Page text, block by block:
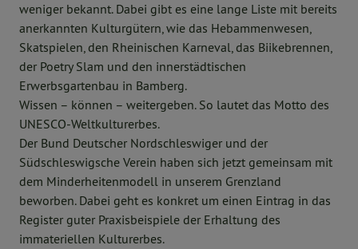
weniger bekannt. Dabei gibt es eine lange Liste mit bereits
anerkannten Kulturgütern, wie das Hebammenwesen,
Skatspielen, den Rheinischen Karneval, das Biikebrennen,
der Poetry Slam und den innerstädtischen
Erwerbsgartenbau in Bamberg.
Wissen – können – weitergeben. So lautet das Motto des
UNESCO-Weltkulturerbes.
Der Bund Deutscher Nordschleswiger und der
Südschleswigsche Verein haben sich jetzt gemeinsam mit
dem Minderheitenmodell in unserem Grenzland
beworben. Dabei geht es konkret um einen Eintrag in das
Register guter Praxisbeispiele der Erhaltung des
immateriellen Kulturerbes.